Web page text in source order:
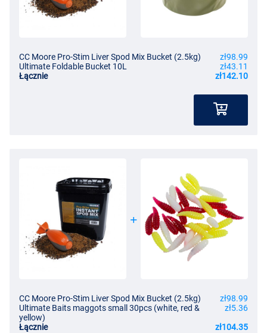
CC Moore Pro-Stim Liver Spod Mix Bucket (2.5kg)
zł98.99
Ultimate Foldable Bucket 10L
zł43.11
Łącznie
zł142.10
CC Moore Pro-Stim Liver Spod Mix Bucket (2.5kg)
zł98.99
Ultimate Baits maggots small 30pcs (white, red &
yellow)
zł5.36
Łącznie
zł104.35